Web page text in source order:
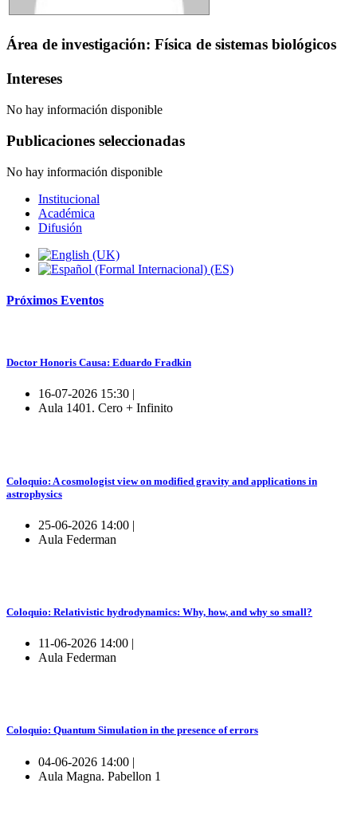
Área de investigación: Física de sistemas biológicos
Intereses
No hay información disponible
Publicaciones seleccionadas
No hay información disponible
Institucional
Académica
Difusión
Próximos Eventos
Doctor Honoris Causa: Eduardo Fradkin
16-07-2026 15:30 |
Aula 1401. Cero + Infinito
Coloquio: A cosmologist view on modified gravity and applications in
astrophysics
25-06-2026 14:00 |
Aula Federman
Coloquio: Relativistic hydrodynamics: Why, how, and why so small?
11-06-2026 14:00 |
Aula Federman
Coloquio: Quantum Simulation in the presence of errors
04-06-2026 14:00 |
Aula Magna. Pabellon 1